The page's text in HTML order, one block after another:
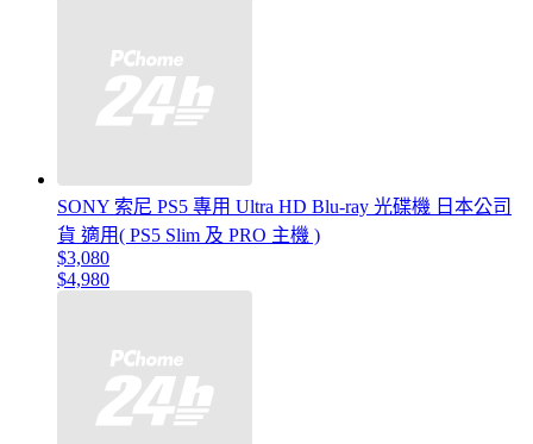
SONY 索尼 PS5 專用 Ultra HD Blu-ray 光碟機 日本公司
貨 適用( PS5 Slim 及 PRO 主機 )
$3,080
$4,980